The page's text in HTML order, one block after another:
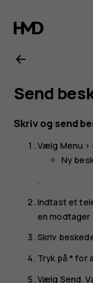
til
Nokia
225
4G
(2024)
Send
Skriv og send
Vælg Menu >
Ny
.
Indtast et
en modtager
Skriv
Tryk på * for
Vælg Send.